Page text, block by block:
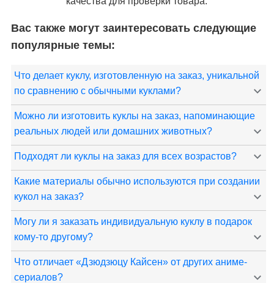
Вас также могут заинтересовать следующие
популярные темы:
Что делает куклу, изготовленную на заказ, уникальной
по сравнению с обычными куклами?
Можно ли изготовить куклы на заказ, напоминающие
реальных людей или домашних животных?
Подходят ли куклы на заказ для всех возрастов?
Какие материалы обычно используются при создании
кукол на заказ?
Могу ли я заказать индивидуальную куклу в подарок
кому-то другому?
Что отличает «Дзюдзюцу Кайсен» от других аниме-
сериалов?